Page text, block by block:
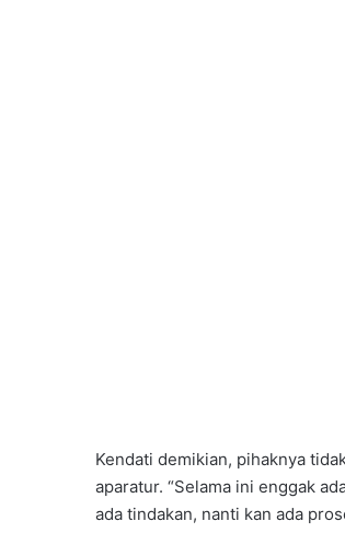
Kendati demikian, pihaknya
aparatur. “Selama ini enggak
ada tindakan, nanti kan ada